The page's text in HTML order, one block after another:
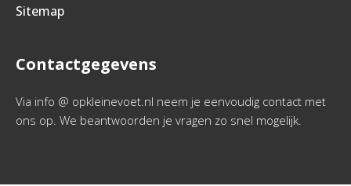
Sitemap
Contactgegevens
Via info @ opkleinevoet.nl neem je eenvoudig contact met
ons op. We beantwoorden je vragen zo snel mogelijk.